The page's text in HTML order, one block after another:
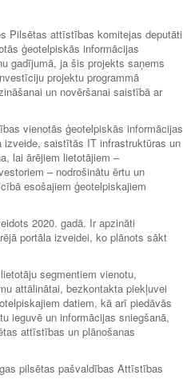
Pilsētas attīstības komitejas deputāti
ģeotelpiskās informācijas
gadījumā, ja šis projekts saņems
projektu programmā
un novēršanai saistībā ar
vienotās ģeotelpiskās informācijas
izveide, saistītās IT infrastruktūras un
lai ārējiem lietotājiem –
– nodrošinātu ērtu un
esošajiem ģeotelpiskajiem
2020. gadā. Ir apzināti
portāla izveidei, ko plānots sākt
segmentiem vienotu,
attālinātai, bezkontakta piekļuvei
datiem, kā arī piedāvās
ieguvē un informācijas sniegšanā,
attīstības un plānošanas
pilsētas pašvaldības Attīstības